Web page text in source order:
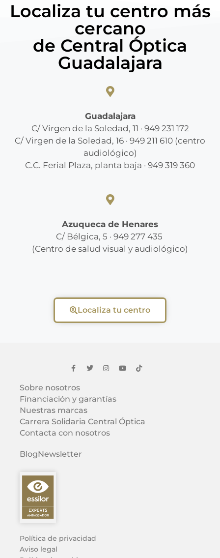
Localiza tu centro más
cercano
de Central Óptica
Guadalajara
Guadalajara
C/ Virgen de la Soledad, 11 · 949 231 172
C/ Virgen de la Soledad, 16 · 949 211 610 (centro
audiológico)
C.C. Ferial Plaza, planta baja · 949 319 360
Azuqueca de Henares
C/ Bélgica, 5 · 949 277 435
(Centro de salud visual y audiológico)
Localiza tu centro
Sobre nosotros
Financiación y garantías
Nuestras marcas
Carrera Solidaria Central Óptica
Contacta con nosotros
BlogNewsletter
Política de privacidad
Aviso legal